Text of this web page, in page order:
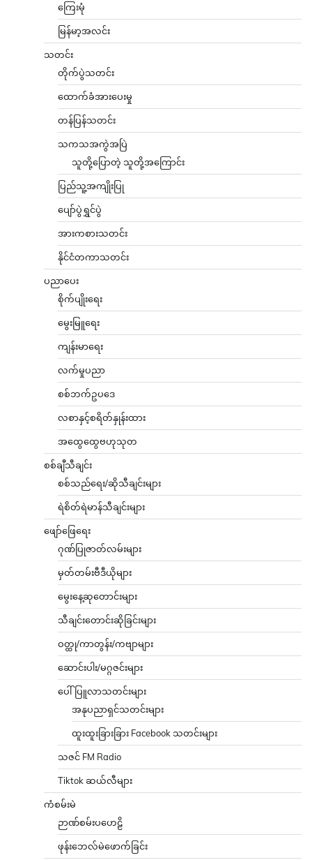
ကြေးမုံ
မြန်မာ့အလင်း
သတင်း
တိုက်ပွဲသတင်း
ထောက်ခံအားပေးမှု
တန်ပြန်သတင်း
သကသအကွဲအပြဲ
သူတို့ပြောတဲ့ သူတို့အကြောင်း
ပြည်သူ့အကျိုးပြု
ပျော်ပွဲရွှင်ပွဲ
အားကစားသတင်း
နိုင်ငံတကာသတင်း
ပညာပေး
စိုက်ပျိုးရေး
မွေးမြူရေး
ကျန်းမာရေး
လက်မှုပညာ
စစ်ဘက်ဥပဒေ
လစာနှင့်စရိတ်နှုန်းထား
အထွေထွေဗဟုသုတ
စစ်ချီသီချင်း
စစ်သည်ရေး/ဆိုသီချင်းများ
ရဲစိတ်ရဲမာန်သီချင်းများ
ဖျော်ဖြေရေး
ဂုဏ်ပြုဇာတ်လမ်းများ
မှတ်တမ်းဗီဒီယိုများ
မွေးနေ့ဆုတောင်းများ
သီချင်းတောင်းဆိုခြင်းများ
ဝတ္ထု/ကာတွန်း/ကဗျာများ
ဆောင်းပါး/မဂ္ဂဇင်းများ
ပေါ်ပြူလာသတင်းများ
အနုပညာရှင်သတင်းများ
ထူးထူးခြားခြား Facebook သတင်းများ
သဇင် FM Radio
Tiktok ဆယ်လီများ
ကံစမ်းမဲ
ဉာဏ်စမ်းပဟေဠိ
ဖုန်းဘေလ်မဲဖောက်ခြင်း